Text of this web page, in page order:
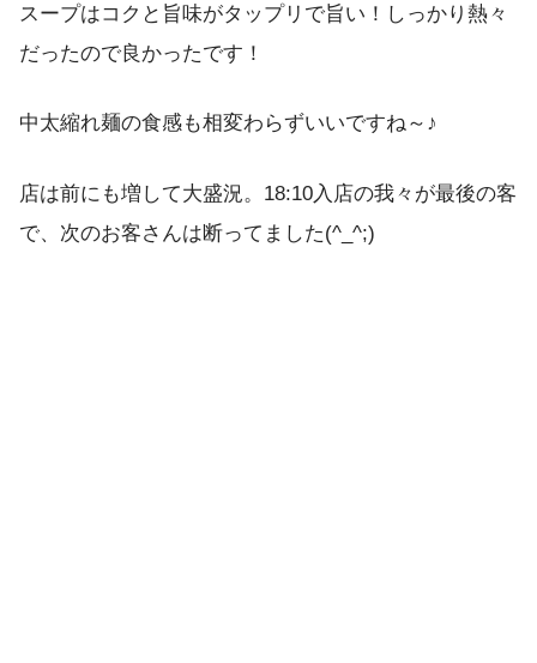
スープはコクと旨味がタップリで旨い！しっかり熱々
だったので良かったです！
中太縮れ麺の食感も相変わらずいいですね～♪
店は前にも増して大盛況。18:10入店の我々が最後の客
で、次のお客さんは断ってました(^_^;)